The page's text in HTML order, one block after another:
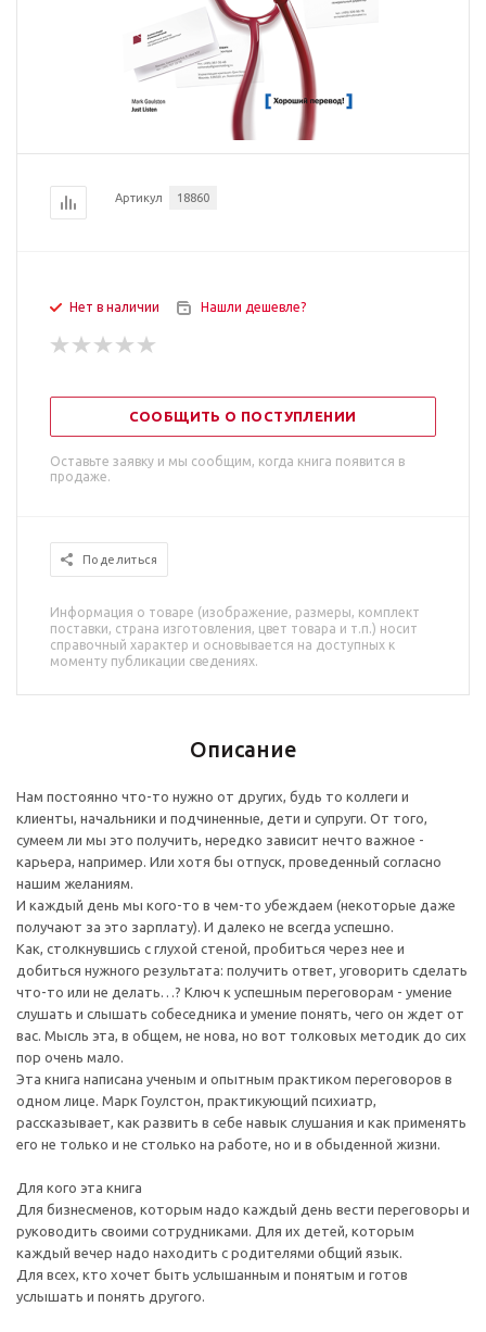
Артикул 18860
Нет в наличии Нашли дешевле?
СООБЩИТЬ О ПОСТУПЛЕНИИ
Оставьте заявку и мы сообщим, когда книга появится в
продаже.
Поделиться
Информация о товаре (изображение, размеры, комплект
поставки, страна изготовления, цвет товара и т.п.) носит
справочный характер и основывается на доступных к
моменту публикации сведениях.
Описание
Нам постоянно что-то нужно от других, будь то коллеги и
клиенты, начальники и подчиненные, дети и супруги. От того,
сумеем ли мы это получить, нередко зависит нечто важное -
карьера, например. Или хотя бы отпуск, проведенный согласно
нашим желаниям.
И каждый день мы кого-то в чем-то убеждаем (некоторые даже
получают за это зарплату). И далеко не всегда успешно.
Как, столкнувшись с глухой стеной, пробиться через нее и
добиться нужного результата: получить ответ, уговорить сделать
что-то или не делать…? Ключ к успешным переговорам - умение
слушать и слышать собеседника и умение понять, чего он ждет от
вас. Мысль эта, в общем, не нова, но вот толковых методик до сих
пор очень мало.
Эта книга написана ученым и опытным практиком переговоров в
одном лице. Марк Гоулстон, практикующий психиатр,
рассказывает, как развить в себе навык слушания и как применять
его не только и не столько на работе, но и в обыденной жизни.
Для кого эта книга
Для бизнесменов, которым надо каждый день вести переговоры и
руководить своими сотрудниками. Для их детей, которым
каждый вечер надо находить с родителями общий язык.
Для всех, кто хочет быть услышанным и понятым и готов
услышать и понять другого.